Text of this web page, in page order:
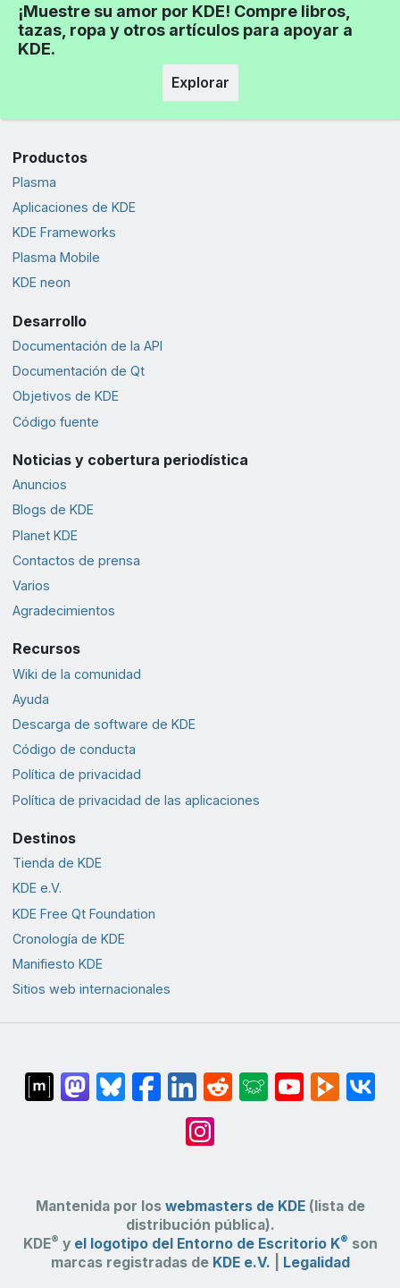
¡Muestre su amor por KDE! Compre libros,
tazas, ropa y otros artículos para apoyar a
KDE.
Explorar
Productos
Plasma
Aplicaciones de KDE
KDE Frameworks
Plasma Mobile
KDE neon
Desarrollo
Documentación de la API
Documentación de Qt
Objetivos de KDE
Código fuente
Noticias y cobertura periodística
Anuncios
Blogs de KDE
Planet KDE
Contactos de prensa
Varios
Agradecimientos
Recursos
Wiki de la comunidad
Ayuda
Descarga de software de KDE
Código de conducta
Política de privacidad
Política de privacidad de las aplicaciones
Destinos
Tienda de KDE
KDE e.V.
KDE Free Qt Foundation
Cronología de KDE
Manifiesto KDE
Sitios web internacionales
Mantenida por los webmasters de KDE(lista de
distribución pública).
KDE® y el logotipo del Entorno de Escritorio K® son
marcas registradas de KDE e.V. Legalidad